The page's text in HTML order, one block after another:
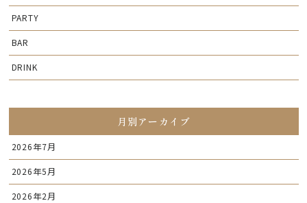
PARTY
BAR
DRINK
月別アーカイブ
2026年7月
2026年5月
2026年2月